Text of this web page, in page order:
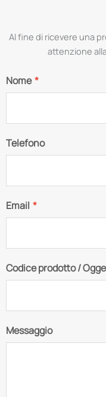
Al fine di ricevere una
attenzione
Nome*
Telefono
Email *
Codice prodotto /
Messaggio